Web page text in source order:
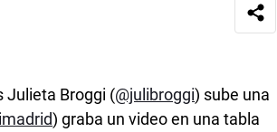
Julieta Broggi (@julibroggi) sube una
) graba un video en una tabla